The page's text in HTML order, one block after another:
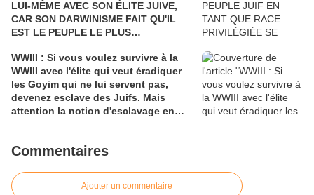
LUI-MÊME AVEC SON ÉLITE JUIVE,
CAR SON DARWINISME FAIT QU'IL
EST LE PEUPLE LE PLUS
UNE GUERRE NUCLÉAIRE QU'IL
FOMENTERA. LES GOYIM ET AUTRES
CHRÉTIENS ONT UNE EXISTENCE DE
CHIENS BATTUS INCAPABLES
D'AFFRONTER LA SURPOPULATION
WWIII : Si vous voulez survivre à la
WWIII avec l'élite qui veut éradiquer
les Goyim qui ne lui servent pas,
devenez esclave des Juifs. Mais
attention la notion d'esclavage en
Commentaires
Ajouter un commentaire